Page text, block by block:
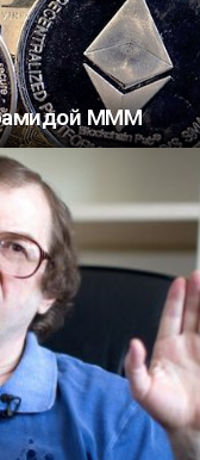
МММ